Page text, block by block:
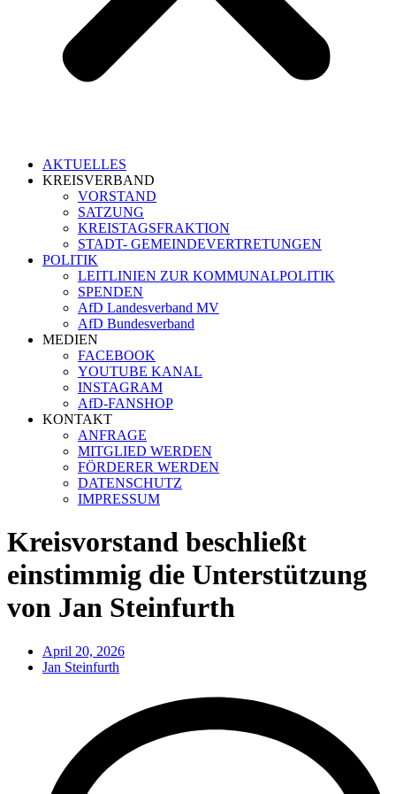
AKTUELLES
KREISVERBAND
VORSTAND
SATZUNG
KREISTAGSFRAKTION
STADT- GEMEINDEVERTRETUNGEN
POLITIK
LEITLINIEN ZUR KOMMUNALPOLITIK
SPENDEN
AfD Landesverband MV
AfD Bundesverband
MEDIEN
FACEBOOK
YOUTUBE KANAL
INSTAGRAM
AfD-FANSHOP
KONTAKT
ANFRAGE
MITGLIED WERDEN
FÖRDERER WERDEN
DATENSCHUTZ
IMPRESSUM
Kreisvorstand beschließt
einstimmig die Unterstützung
von Jan Steinfurth
April 20, 2026
Jan Steinfurth